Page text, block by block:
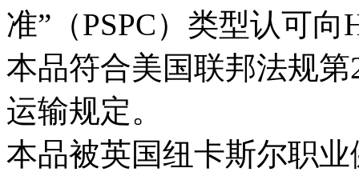
准”（PSPC）类型认可
本品符合美国联邦法规
运输规定。
本品被英国纽卡斯尔职